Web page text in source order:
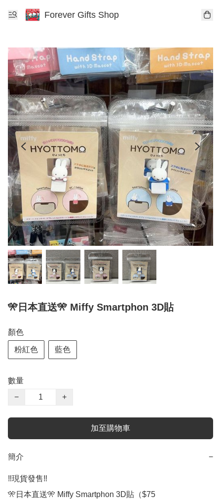
Forever Gifts Shop
🎌日本直送🎌 Miffy Smartphon 3D貼
顏色
粉紅色 藍色
數量
−
+
加至購物車
簡介 −
‼️現貨發售‼️
🎌日本直送🎌 Miffy Smartphon 3D貼（$75